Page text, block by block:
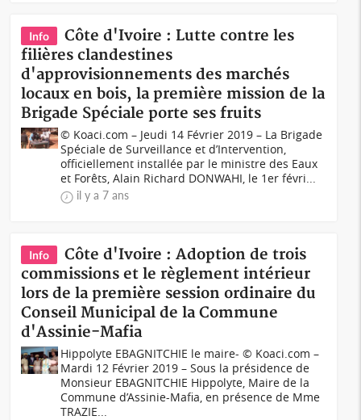
Info
Côte d'Ivoire : Lutte contre les
filières clandestines
d'approvisionnements des marchés
locaux en bois, la première mission de la
Brigade Spéciale porte ses fruits
© Koaci.com – Jeudi 14 Février 2019 – La Brigade
Spéciale de Surveillance et d’Intervention,
officiellement installée par le ministre des Eaux
et Forêts, Alain Richard DONWAHI, le 1er févri...
il y a 7 ans
Info
Côte d'Ivoire : Adoption de trois
commissions et le règlement intérieur
lors de la première session ordinaire du
Conseil Municipal de la Commune
d'Assinie-Mafia
Hippolyte EBAGNITCHIE le maire- © Koaci.com –
Mardi 12 Février 2019 – Sous la présidence de
Monsieur EBAGNITCHIE Hippolyte, Maire de la
Commune d’Assinie-Mafia, en présence de Mme
TRAZIE...